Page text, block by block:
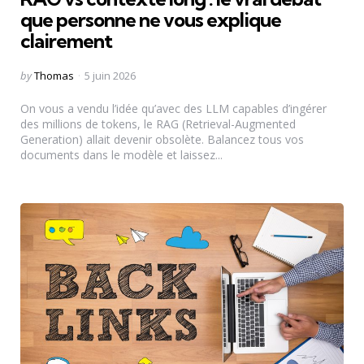
que personne ne vous explique
clairement
Posted
byThomas 5 juin 2026
On vous a vendu l’idée qu’avec des LLM capables d’ingérer
des millions de tokens, le RAG (Retrieval-Augmented
Generation) allait devenir obsolète. Balancez tous vos
documents dans le modèle et laissez...